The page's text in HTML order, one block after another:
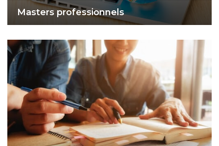
Masters professionnels